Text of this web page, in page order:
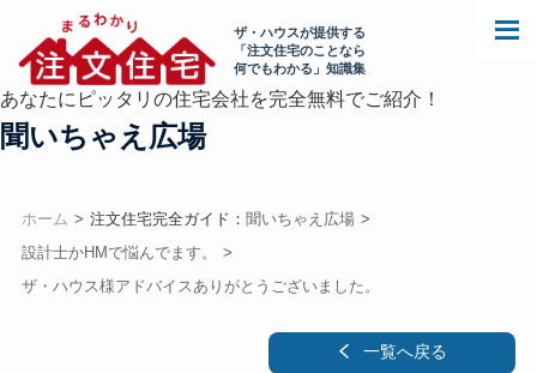
ザ・ハウスが提供する
「注文住宅のことなら
何でもわかる」知識集
あなたにピッタリの住宅会社を完全無料でご紹介！
聞いちゃえ広場
ホーム 注文住宅完全ガイド： 聞いちゃえ広場
設計士かHMで悩んでます。
ザ・ハウス様アドバイスありがとうございました。
一覧へ戻る